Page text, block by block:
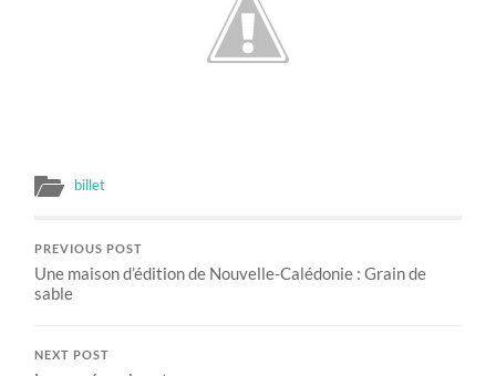
billet
PREVIOUS POST
Une maison d’édition de Nouvelle-Calédonie : Grain de
sable
NEXT POST